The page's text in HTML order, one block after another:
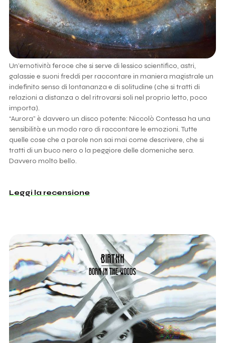
Un’emotività feroce che si serve di lessico scientifico, astri,
galassie e suoni freddi per raccontare in maniera magistrale un
indefinito senso di lontananza e di solitudine (che si tratti di
relazioni a distanza o del ritrovarsi soli nel proprio letto, poco
importa).
“Aurora” è davvero un disco potente: Niccolò Contessa ha una
sensibilità e un modo raro di raccontare le emozioni. Tutte
quelle cose che a parole non sai mai come descrivere, che si
tratti di un buco nero o la peggiore delle domeniche sera.
Davvero molto bello.
Leggi la recensione